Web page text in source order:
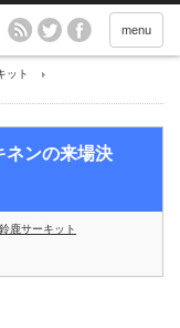
menu
ット
ネンの来場決
鈴鹿サーキット